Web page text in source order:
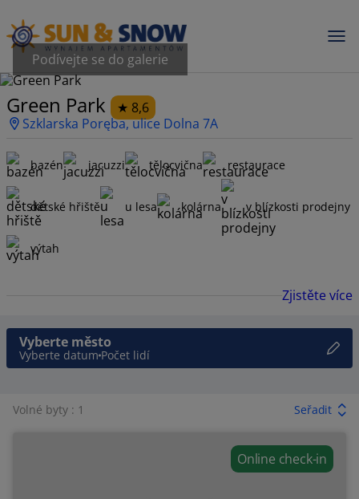
Podívejte se do galerie
Green Park
8,6
Szklarska Poręba, ulice Dolna 7A
bazén jacuzzi tělocvična restaurace
dětské hřiště u lesa kolárna v blízkosti prodejny
výtah
Zjistěte více
Vyberte město
Vyberte datum Počet lidí
Volné byty : 1 Seřadit
Online check-in